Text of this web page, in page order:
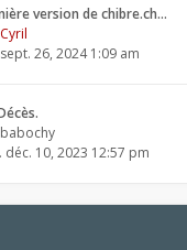
version de chibre.ch…
Cyril
26, 2024 1:09 am
babochy
déc. 10, 2023 12:57 pm